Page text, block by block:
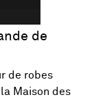
de
de robes
Maison des